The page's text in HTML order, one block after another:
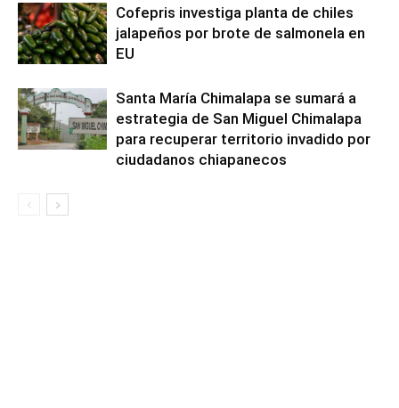
Cofepris investiga planta de chiles
jalapeños por brote de salmonela en
EU
Santa María Chimalapa se sumará a
estrategia de San Miguel Chimalapa
para recuperar territorio invadido por
ciudadanos chiapanecos